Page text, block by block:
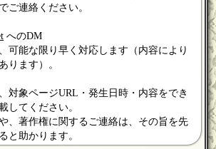
ご連絡ください。
へのDM
可能な限り早く対応します（内容により
ります）。
対象ページURL・発生日時・内容をでき
してください。
、著作権に関するご連絡は、その旨を先
と助かります。